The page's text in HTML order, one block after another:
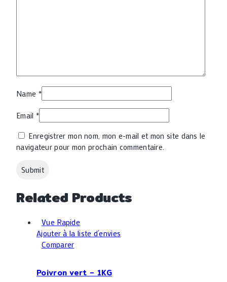
Name *
Email *
Enregistrer mon nom, mon e-mail et mon site dans le
navigateur pour mon prochain commentaire.
Related Products
Vue Rapide
Ajouter à la liste d’envies
Comparer
Poivron vert – 1KG